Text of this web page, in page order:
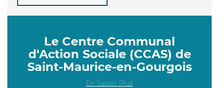
Le Centre Communal
d'Action Sociale (CCAS) de
Saint-Maurice-en-Gourgois
En Savoir Plus